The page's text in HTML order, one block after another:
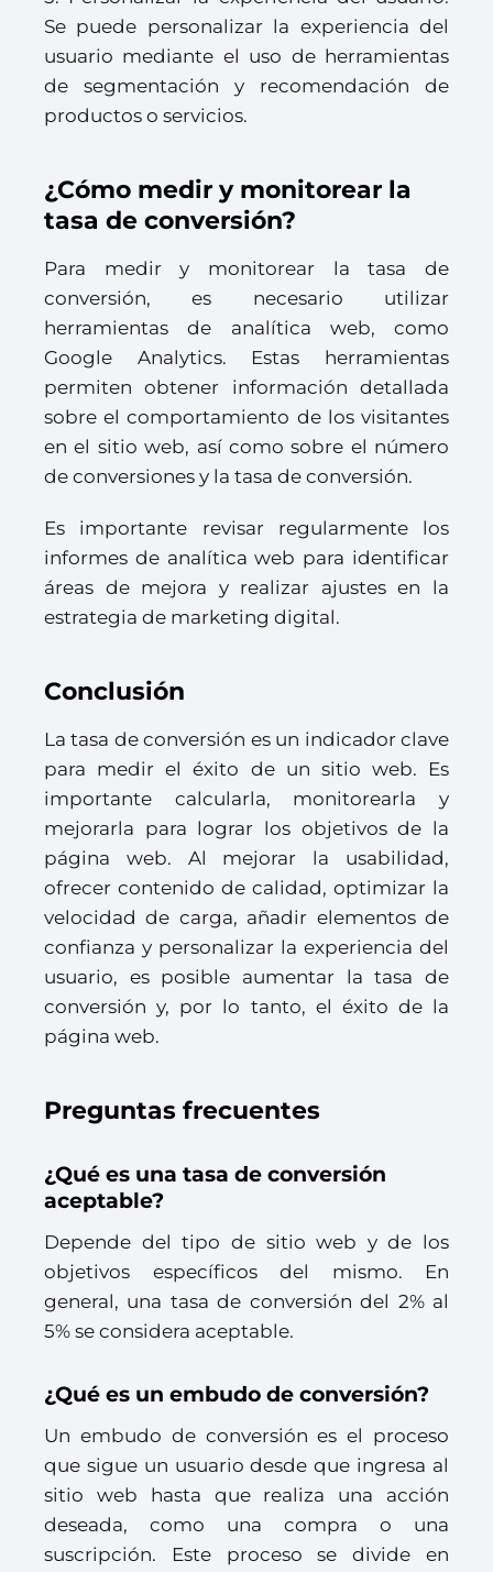
Se puede personalizar la experiencia del
usuario mediante el uso de herramientas
de segmentación y recomendación de
productos o servicios.
¿Cómo medir y monitorear la
tasa de conversión?
Para medir y monitorear la tasa de
conversión, es necesario utilizar
herramientas de analítica web, como
Google Analytics. Estas herramientas
permiten obtener información detallada
sobre el comportamiento de los visitantes
en el sitio web, así como sobre el número
de conversiones y la tasa de conversión.
Es importante revisar regularmente los
informes de analítica web para identificar
áreas de mejora y realizar ajustes en la
estrategia de marketing digital.
Conclusión
La tasa de conversión es un indicador clave
para medir el éxito de un sitio web. Es
importante calcularla, monitorearla y
mejorarla para lograr los objetivos de la
página web. Al mejorar la usabilidad,
ofrecer contenido de calidad, optimizar la
velocidad de carga, añadir elementos de
confianza y personalizar la experiencia del
usuario, es posible aumentar la tasa de
conversión y, por lo tanto, el éxito de la
página web.
Preguntas frecuentes
¿Qué es una tasa de conversión
aceptable?
Depende del tipo de sitio web y de los
objetivos específicos del mismo. En
general, una tasa de conversión del 2% al
5% se considera aceptable.
¿Qué es un embudo de conversión?
Un embudo de conversión es el proceso
que sigue un usuario desde que ingresa al
sitio web hasta que realiza una acción
deseada, como una compra o una
suscripción. Este proceso se divide en